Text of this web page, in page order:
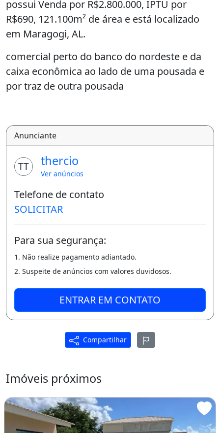
possui Venda por R$2.800.000, IPTU por
R$690, 121.100m² de área e está localizado
em Maragogi, AL.
comercial perto do banco do nordeste e da
caixa econômica ao lado de uma pousada e
por traz de outra pousada
Anunciante
TT thercio
Ver anúncios
Telefone de contato
SOLICITAR
Para sua segurança:
1. Não realize pagamento adiantado.
2. Suspeite de anúncios com valores duvidosos.
ENTRAR EM CONTATO
Compartilhar
Imóveis próximos